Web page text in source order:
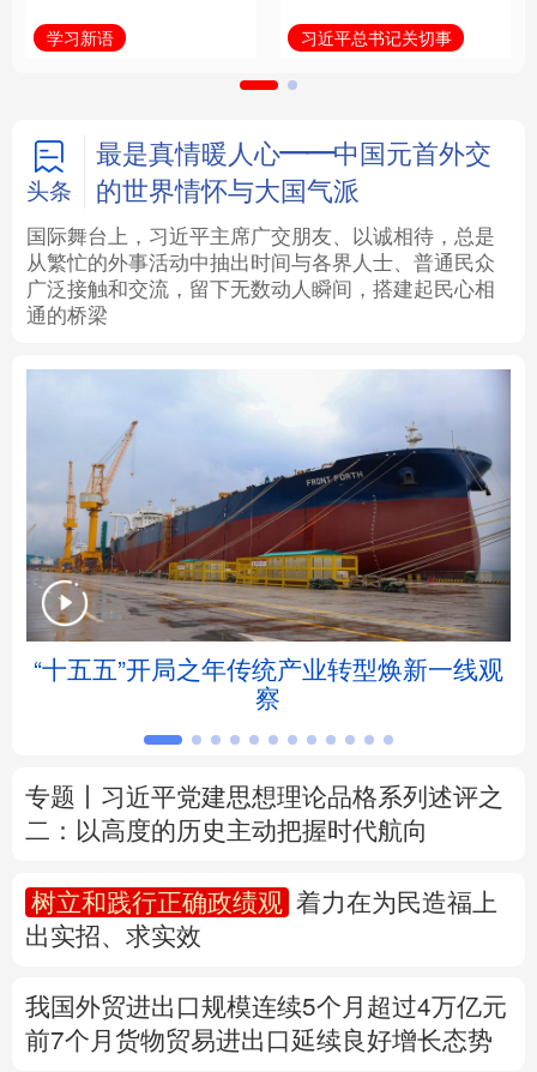
学术中国 乡村振兴 银龄 溯源中国
城市 旅游 能源
彩票 娱乐 时尚 悦读
公益
地方频道
北京 天津 河北 山西
辽宁 吉林 上海 江苏
浙江 安徽 福建 江西
河南 湖北
广东 广西 海南 重庆
陕西 甘肃
学习新语 习近平总书记关切事
头条
最是真情暖人心——中国元首外交
的世界情怀与大国气派
国际舞台上，习近平主席广交朋友、以诚相待，总是
从繁忙的外事活动中抽出时间与各界人士、普通民众
广泛接触和交流，留下无数动人瞬间，搭建起民心相
通的桥梁
“十五五”开局之年传统产业转型焕新一线观
察
专题丨 习近平党建思想理论品格系列述评之
二：以高度的历史主动把握时代航向
树立和践行正确政绩观
着力在为民造福上
出实招、求实效
我国外贸进出口规模连续5个月超过4万亿元
前7个月货物贸易进出口延续良好增长态势